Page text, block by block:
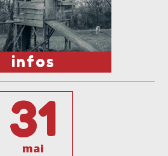
infos
31
mai